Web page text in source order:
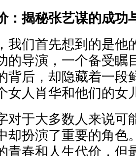
：揭秘张艺谋的成功
我们首先想到的是他
导演，一个备受瞩
背后，却隐藏着一段
女人肖华和他们的女
对于大多数人来说可
却扮演了重要的角色
青春和人生代价，但